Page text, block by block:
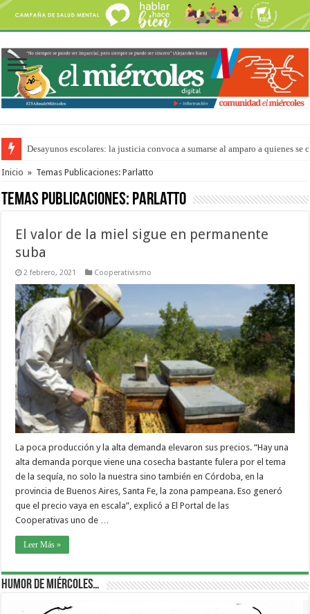
Desayunos escolares: la justicia convoca a sumarse al amparo a quienes se
“La Feria en tu Barrio” para agostocon sus días y horarios
Inicio » Temas Publicaciones: Parlatto
Temas Publicaciones: Parlatto
El valor de la miel sigue en permanente
suba
2 febrero, 2021 Cooperativismo
La poca producción y la alta demanda elevaron sus precios. “Hay una
alta demanda porque viene una cosecha bastante fulera por el tema
de la sequía, no solo la nuestra sino también en Córdoba, en la
provincia de Buenos Aires, Santa Fe, la zona pampeana. Eso generó
que el precio vaya en escala”, explicó a El Portal de las
Cooperativas uno de …
Leer Más »
Humor de Miércoles…